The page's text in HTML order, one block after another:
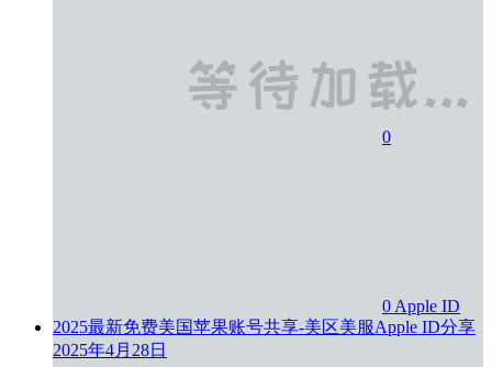
0
0 Apple ID
2025最新免费美国苹果账号共享-美区美服Apple ID分享
2025年4月28日